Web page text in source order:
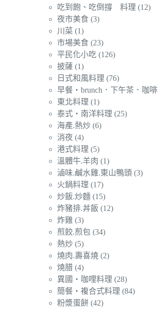
吃到飽、吃倒撐 料理 (12)
夜市美食 (3)
川菜 (1)
市場美食 (23)
平民化小吃 (126)
披薩 (1)
日式和風料理 (76)
早餐‧brunch．下午茶．咖啡
東北料理 (1)
泰式‧南洋料理 (25)
海產.熱炒 (6)
消夜 (4)
港式料理 (5)
溫體牛.羊肉 (1)
滷味.鹹水雞.東山鴨頭 (3)
火鍋料理 (17)
炒飯.炒麵 (15)
炸豬排.丼飯 (12)
炸雞 (3)
煎餃.煎包 (34)
熱炒 (5)
燒肉.壽喜燒 (2)
燒腊 (4)
異國‧咖哩料理 (28)
簡餐‧複合式料理 (84)
粉漿蛋餅 (42)